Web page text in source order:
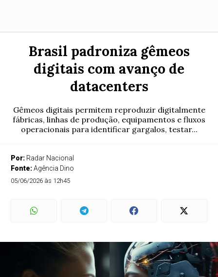
Brasil padroniza gêmeos
digitais com avanço de
datacenters
Gêmeos digitais permitem reproduzir digitalmente
fábricas, linhas de produção, equipamentos e fluxos
operacionais para identificar gargalos, testar...
Por: Radar Nacional
Fonte:Agência Dino
05/06/2026 às 12h45